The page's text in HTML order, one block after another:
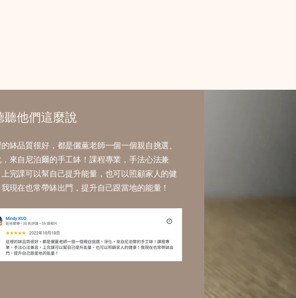
聽他們這麼說
缽品質很好，都是儷薫老師一個一個親自挑選、
來自尼泊爾的手工缽！課程專業，手法心法兼
完課可以幫自己提升能量，也可以照顧家人的健
我現在也常帶缽出門，提升自己跟當地的能量！